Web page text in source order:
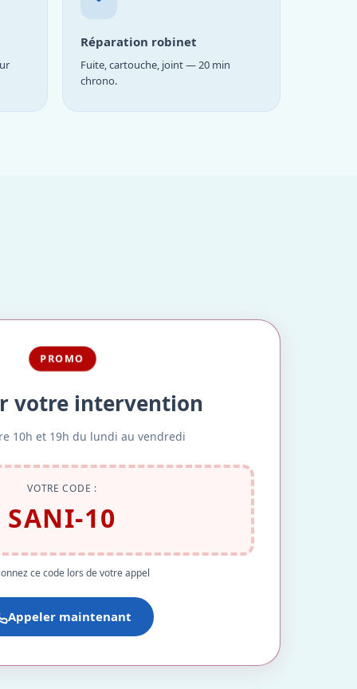
Réparation robinet
Fuite, cartouche, joint — 20 min
chrono.
PROMO
votre intervention
10h et 19h du lundi au vendredi
VOTRE CODE :
SANI-10
ce code lors de votre appel
Appeler maintenant